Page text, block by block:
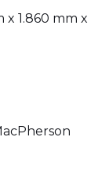
x 1.860 mm x